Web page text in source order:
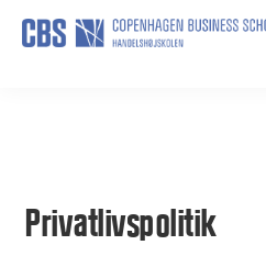
Skip
Privatlivspolitik